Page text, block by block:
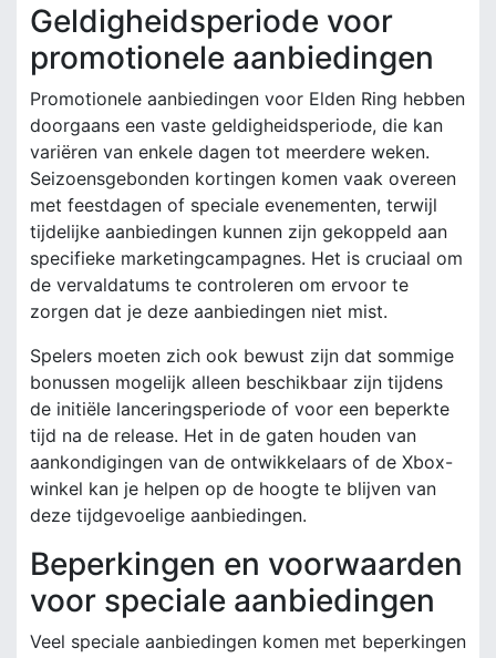
Geldigheidsperiode voor
promotionele aanbiedingen
Promotionele aanbiedingen voor Elden Ring hebben
doorgaans een vaste geldigheidsperiode, die kan
variëren van enkele dagen tot meerdere weken.
Seizoensgebonden kortingen komen vaak overeen
met feestdagen of speciale evenementen, terwijl
tijdelijke aanbiedingen kunnen zijn gekoppeld aan
specifieke marketingcampagnes. Het is cruciaal om
de vervaldatums te controleren om ervoor te
zorgen dat je deze aanbiedingen niet mist.
Spelers moeten zich ook bewust zijn dat sommige
bonussen mogelijk alleen beschikbaar zijn tijdens
de initiële lanceringsperiode of voor een beperkte
tijd na de release. Het in de gaten houden van
aankondigingen van de ontwikkelaars of de Xbox-
winkel kan je helpen op de hoogte te blijven van
deze tijdgevoelige aanbiedingen.
Beperkingen en voorwaarden
voor speciale aanbiedingen
Veel speciale aanbiedingen komen met beperkingen